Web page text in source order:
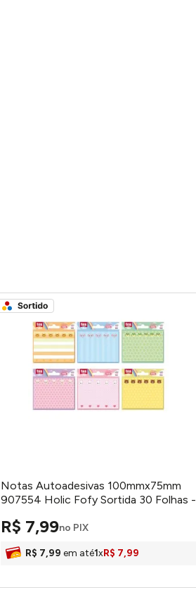
Notas Autoadesivas 100mmx75mm
907554 Holic Fofy Sortida 30 Folhas -
R$ 7,99no PIX
R$ 7,99 em até1xR$ 7,99